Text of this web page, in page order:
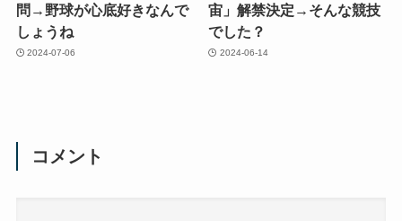
問→野球が心底好きなんで
しょうね
2024-07-06
宙」解禁決定→そんな競技
でした？
2024-06-14
コメント